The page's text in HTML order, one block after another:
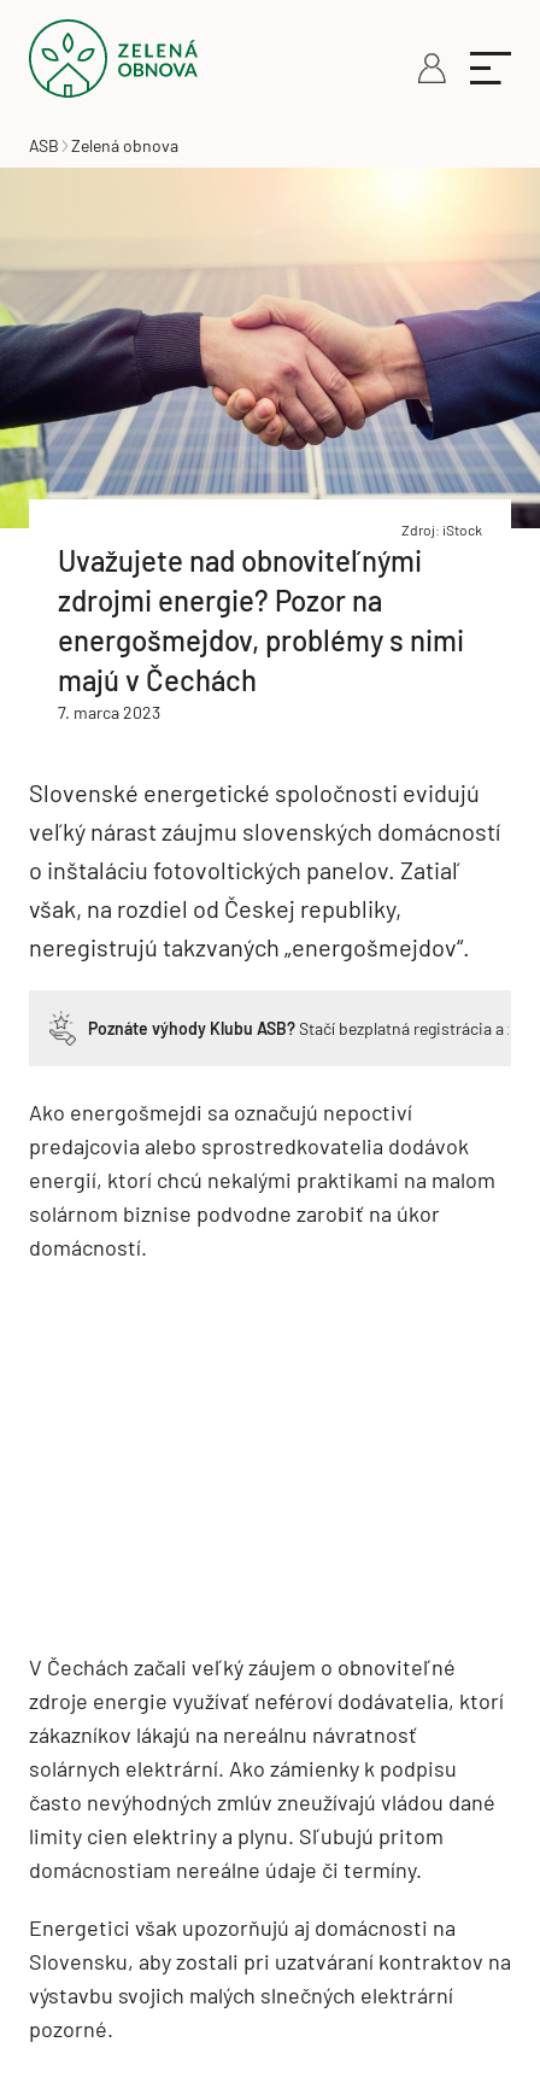
ASB Zelená obnova
Zdroj: iStock
Uvažujete nad obnoviteľnými
zdrojmi energie? Pozor na
energošmejdov, problémy s nimi
majú v Čechách
7. marca 2023
Slovenské energetické spoločnosti evidujú
veľký nárast záujmu slovenských domácností
o inštaláciu fotovoltických panelov. Zatiaľ
však, na rozdiel od Českej republiky,
neregistrujú takzvaných „energošmejdov“.
Poznáte výhody Klubu ASB?Stačí bezplatná registrácia a
Ako energošmejdi sa označujú nepoctiví
predajcovia alebo sprostredkovatelia dodávok
energií, ktorí chcú nekalými praktikami na malom
solárnom biznise podvodne zarobiť na úkor
domácností.
V Čechách začali veľký záujem o obnoviteľné
zdroje energie využívať neféroví dodávatelia, ktorí
zákazníkov lákajú na nereálnu návratnosť
solárnych elektrární. Ako zámienky k podpisu
často nevýhodných zmlúv zneužívajú vládou dané
limity cien elektriny a plynu. Sľubujú pritom
domácnostiam nereálne údaje či termíny.
Energetici však upozorňujú aj domácnosti na
Slovensku, aby zostali pri uzatváraní kontraktov na
výstavbu svojich malých slnečných elektrární
pozorné.